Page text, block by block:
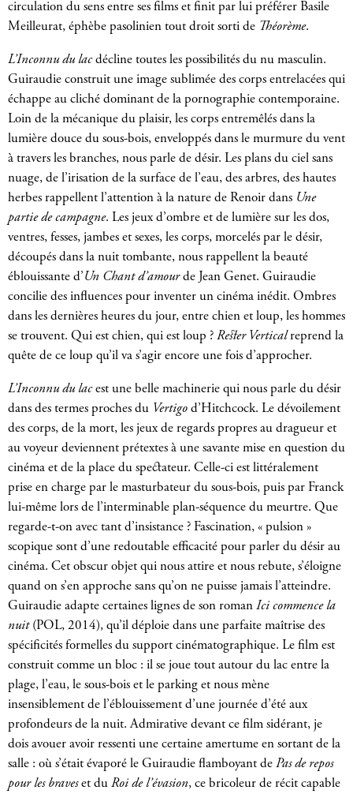
circulation du sens entre ses films et finit par lui préférer Basile
Meilleurat, éphèbe pasolinien tout droit sorti de Théorème.
L’Inconnu du lacdécline toutes les possibilités du nu masculin.
Guiraudie construit une image sublimée des corps entrelacées qui
échappe au cliché dominant de la pornographie contemporaine.
Loin de la mécanique du plaisir, les corps entremêlés dans la
lumière douce du sous-bois, enveloppés dans le murmure du vent
à travers les branches, nous parle de désir. Les plans du ciel sans
nuage, de l’irisation de la surface de l’eau, des arbres, des hautes
herbes rappellent l’attention à la nature de Renoir dans Une
partie de campagne. Les jeux d’ombre et de lumière sur les dos,
ventres, fesses, jambes et sexes, les corps, morcelés par le désir,
découpés dans la nuit tombante, nous rappellent la beauté
éblouissante d’Un Chant d’amourde Jean Genet. Guiraudie
concilie des influences pour inventer un cinéma inédit. Ombres
dans les dernières heures du jour, entre chien et loup, les hommes
se trouvent. Qui est chien, qui est loup ? Rester Verticalreprend la
quête de ce loup qu’il va s’agir encore une fois d’approcher.
L’Inconnu du lacest une belle machinerie qui nous parle du désir
dans des termes proches du Vertigo d’Hitchcock. Le dévoilement
des corps, de la mort, les jeux de regards propres au dragueur et
au voyeur deviennent prétextes à une savante mise en question du
cinéma et de la place du spectateur. Celle-ci est littéralement
prise en charge par le masturbateur du sous-bois, puis par Franck
lui-même lors de l’interminable plan-séquence du meurtre. Que
regarde-t-on avec tant d’insistance ? Fascination, « pulsion »
scopique sont d’une redoutable efficacité pour parler du désir au
cinéma. Cet obscur objet qui nous attire et nous rebute, s’éloigne
quand on s’en approche sans qu’on ne puisse jamais l’atteindre.
Guiraudie adapte certaines lignes de son roman Ici commence la
nuit (POL, 2014), qu’il déploie dans une parfaite maîtrise des
spécificités formelles du support cinématographique. Le film est
construit comme un bloc : il se joue tout autour du lac entre la
plage, l’eau, le sous-bois et le parking et nous mène
insensiblement de l’éblouissement d’une journée d’été aux
profondeurs de la nuit. Admirative devant ce film sidérant, je
dois avouer avoir ressenti une certaine amertume en sortant de la
salle : où s’était évaporé le Guiraudie flamboyant de Pas de repos
pour les braveset du Roi de l’évasion, ce bricoleur de récit capable